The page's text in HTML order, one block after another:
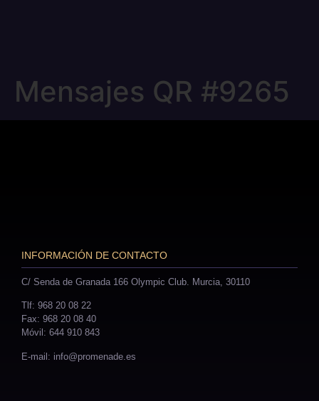
Mensajes QR #9265
INFORMACIÓN DE CONTACTO
C/ Senda de Granada 166 Olympic Club. Murcia, 30110
Tlf: 968 20 08 22
Fax: 968 20 08 40
Móvil: 644 910 843
E-mail: info@promenade.es